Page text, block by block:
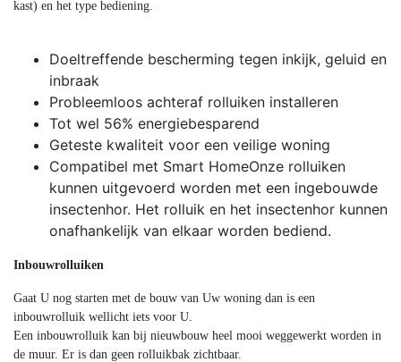
kast) en het type bediening.
Doeltreffende bescherming tegen inkijk, geluid en
inbraak
Probleemloos achteraf rolluiken installeren
Tot wel 56% energiebesparend
Geteste kwaliteit voor een veilige woning
Compatibel met Smart HomeOnze rolluiken
kunnen uitgevoerd worden met een ingebouwde
insectenhor. Het rolluik en het insectenhor kunnen
onafhankelijk van elkaar worden bediend.
Inbouwrolluiken
Gaat U nog starten met de bouw van Uw woning dan is een
inbouwrolluik wellicht iets voor U.
Een inbouwrolluik kan bij nieuwbouw heel mooi weggewerkt worden in
de muur. Er is dan geen rolluikbak zichtbaar.